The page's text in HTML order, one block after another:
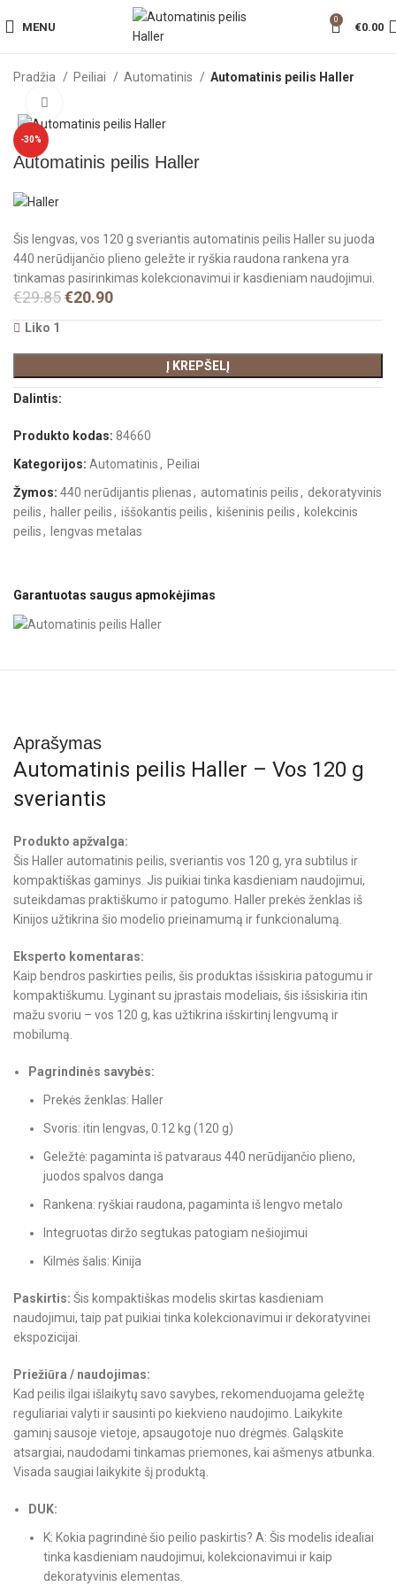
MENU
0
€0.00
Pradžia Peiliai Automatinis Automatinis peilis Haller
-30%
Automatinis peilis Haller
Šis lengvas, vos 120 g sveriantis automatinis peilis Haller su juoda
440 nerūdijančio plieno geležte ir ryškia raudona rankena yra
tinkamas pasirinkimas kolekcionavimui ir kasdieniam naudojimui.
€29.85€20.90
Liko 1
Į KREPŠELĮ
Dalintis:
Produkto kodas:84660
Kategorijos: Automatinis, Peiliai
Žymos: 440 nerūdijantis plienas, automatinis peilis, dekoratyvinis
peilis, haller peilis, iššokantis peilis, kišeninis peilis, kolekcinis
peilis, lengvas metalas
Garantuotas saugus apmokėjimas
Aprašymas
Automatinis peilis Haller – Vos 120 g
sveriantis
Produkto apžvalga:
Šis Haller automatinis peilis, sveriantis vos 120 g, yra subtilus ir
kompaktiškas gaminys. Jis puikiai tinka kasdieniam naudojimui,
suteikdamas praktiškumo ir patogumo. Haller prekės ženklas iš
Kinijos užtikrina šio modelio prieinamumą ir funkcionalumą.
Eksperto komentaras:
Kaip bendros paskirties peilis, šis produktas išsiskiria patogumu ir
kompaktiškumu. Lyginant su įprastais modeliais, šis išsiskiria itin
mažu svoriu – vos 120 g, kas užtikrina išskirtinį lengvumą ir
mobilumą.
Pagrindinės savybės:
Prekės ženklas: Haller
Svoris: itin lengvas, 0.12 kg (120 g)
Geležtė: pagaminta iš patvaraus 440 nerūdijančio plieno,
juodos spalvos danga
Rankena: ryškiai raudona, pagaminta iš lengvo metalo
Integruotas diržo segtukas patogiam nešiojimui
Kilmės šalis: Kinija
Paskirtis: Šis kompaktiškas modelis skirtas kasdieniam
naudojimui, taip pat puikiai tinka kolekcionavimui ir dekoratyvinei
ekspozicijai.
Priežiūra / naudojimas:
Kad peilis ilgai išlaikytų savo savybes, rekomenduojama geležtę
reguliariai valyti ir sausinti po kiekvieno naudojimo. Laikykite
gaminį sausoje vietoje, apsaugotoje nuo drėgmės. Galąskite
atsargiai, naudodami tinkamas priemones, kai ašmenys atbunka.
Visada saugiai laikykite šį produktą.
DUK:
K: Kokia pagrindinė šio peilio paskirtis? A: Šis modelis idealiai
tinka kasdieniam naudojimui, kolekcionavimui ir kaip
dekoratyvinis elementas.